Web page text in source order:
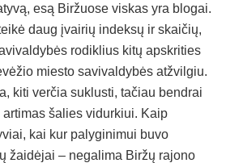
esą Biržuose viskas yra blogai.
daug įvairių indeksų ir skaičių,
rodiklius kitų apskrities
miesto savivaldybės atžvilgiu.
kiti verčia suklusti, tačiau bendrai
šalies vidurkiui. Kaip
kai kur palyginimui buvo
žaidėjai – negalima Biržų rajono